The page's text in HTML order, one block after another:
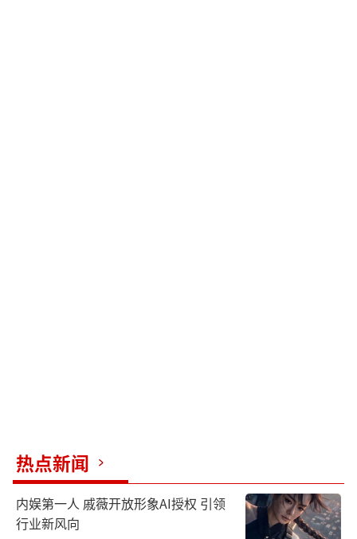
热点新闻
内娱第一人 戚薇开放形象AI授权 引领
行业新风向